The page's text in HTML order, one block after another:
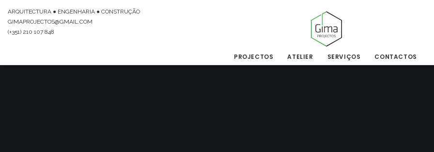
ARQUITECTURA ● ENGENHARIA ● CONSTRUÇÃO
GIMAPROJECTOS@GMAIL.COM
(+351) 210 107 848
PROJECTOS ATELIER SERVIÇOS CONTACTOS